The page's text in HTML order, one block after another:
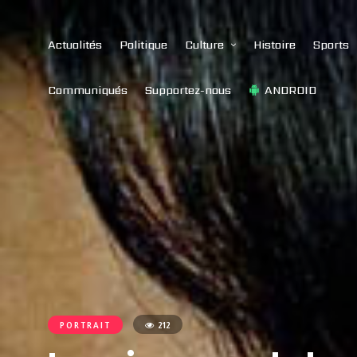
Actualités Politique Culture Histoire Sports
Communiqués Supportez-nous ANDROID
PORTRAIT 212